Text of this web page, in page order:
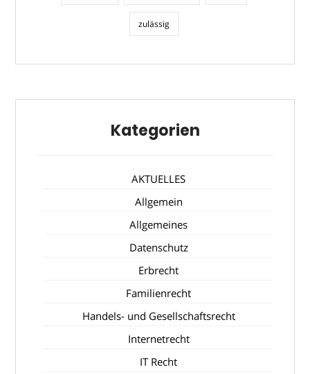
zulässig
Kategorien
AKTUELLES
Allgemein
Allgemeines
Datenschutz
Erbrecht
Familienrecht
Handels- und Gesellschaftsrecht
Internetrecht
IT Recht